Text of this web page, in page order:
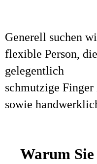
Generell suchen
flexible Person,
gelegentlich
schmutzige
sowie
Warum